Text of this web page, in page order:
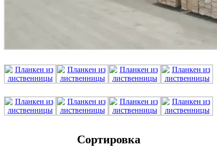
Сортировка